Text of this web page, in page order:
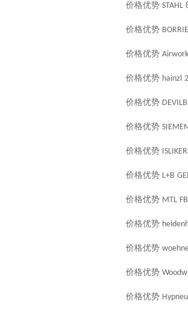
价格优势 STAHL
价格优势
价格优势 Airwork
价格优势 hainzl
价格优势
价格优势
价格优势 ISLIKER
价格优势 L+B
价格优势 MTL
价格优势
价格优势
价格优势
价格优势 Hypneu